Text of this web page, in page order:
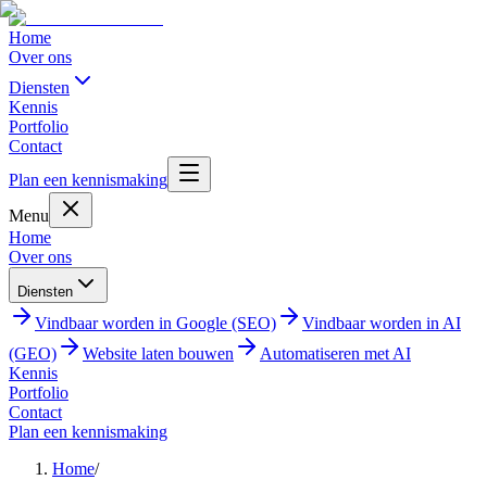
Home
Over ons
Diensten
Kennis
Portfolio
Contact
Plan een kennismaking
Menu
Home
Over ons
Diensten
Vindbaar worden in Google (SEO)
Vindbaar worden in AI
(GEO)
Website laten bouwen
Automatiseren met AI
Kennis
Portfolio
Contact
Plan een kennismaking
Home/